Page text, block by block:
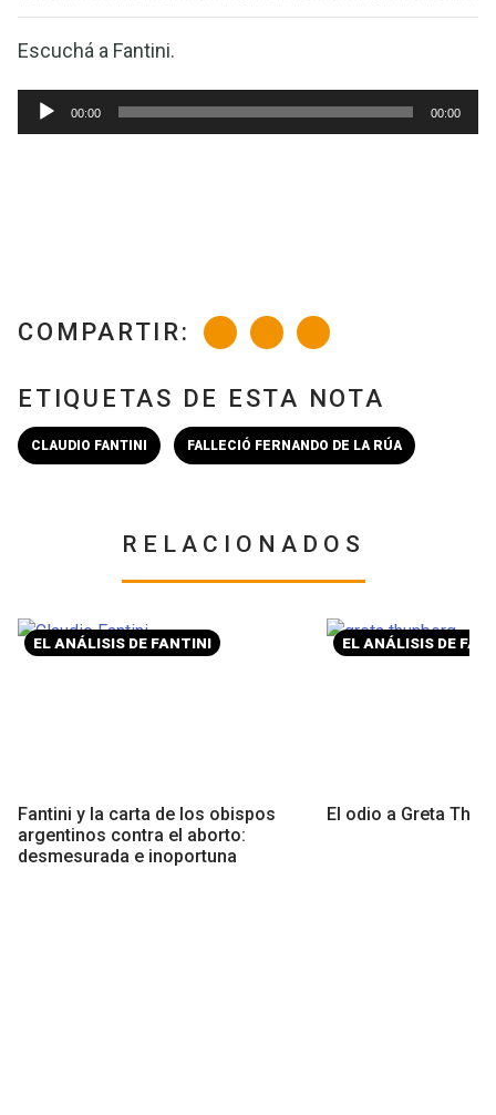
Escuchá a Fantini.
Reproductor
00:00 00:00
COMPARTIR:
ETIQUETAS DE ESTA NOTA
CLAUDIO FANTINI FALLECIÓ FERNANDO DE LA RÚA
RELACIONADOS
EL ANÁLISIS DE FANTINI
Fantini y la carta de los obispos
argentinos contra el aborto:
desmesurada e inoportuna
EL ANÁLISIS DE
El odio a Greta